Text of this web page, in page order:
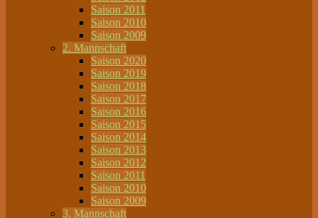
Saison 2011
Saison 2010
Saison 2009
2. Mannschaft
Saison 2020
Saison 2019
Saison 2018
Saison 2017
Saison 2016
Saison 2015
Saison 2014
Saison 2013
Saison 2012
Saison 2011
Saison 2010
Saison 2009
3. Mannschaft